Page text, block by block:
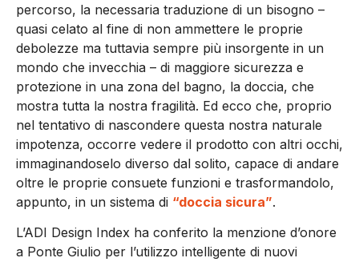
percorso, la necessaria traduzione di un bisogno –
quasi celato al fine di non ammettere le proprie
debolezze ma tuttavia sempre più insorgente in un
mondo che invecchia – di maggiore sicurezza e
protezione in una zona del bagno, la doccia, che
mostra tutta la nostra fragilità. Ed ecco che, proprio
nel tentativo di nascondere questa nostra naturale
impotenza, occorre vedere il prodotto con altri occhi,
immaginandoselo diverso dal solito, capace di andare
oltre le proprie consuete funzioni e trasformandolo,
appunto, in un sistema di “doccia sicura”.
L’ADI Design Index ha conferito la menzione d’onore
a Ponte Giulio per l’utilizzo intelligente di nuovi